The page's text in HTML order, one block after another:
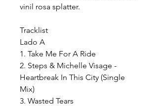
vinil rosa splatter.
Tracklist
Lado A
1. Take Me For A Ride
2. Steps & Michelle Visage -
Heartbreak In This City (Single
Mix)
3. Wasted Tears